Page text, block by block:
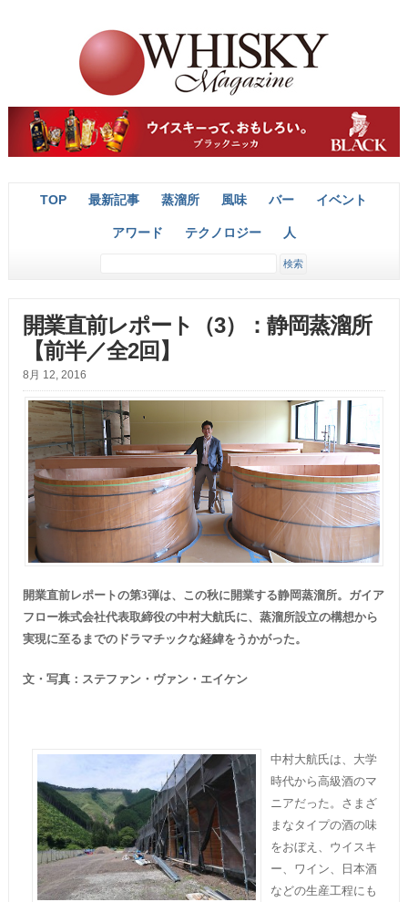
TOP 最新記事 蒸溜所 風味 バー イベント
アワード テクノロジー 人
開業直前レポート（3）：静岡蒸溜所
【前半／全2回】
8月 12, 2016
開業直前レポートの第3弾は、この秋に開業する静岡蒸溜所。ガイア
フロー株式会社代表取締役の中村大航氏に、蒸溜所設立の構想から
実現に至るまでのドラマチックな経緯をうかがった。
文・写真：ステファン・ヴァン・エイケン
中村大航氏は、大学
時代から高級酒のマ
ニアだった。さまざ
まなタイプの酒の味
をおぼえ、ウイスキ
ー、ワイン、日本酒
などの生産工程にも